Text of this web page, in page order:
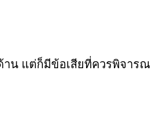
น แต่ก็มีข้อเสียที่ควรพิจาร